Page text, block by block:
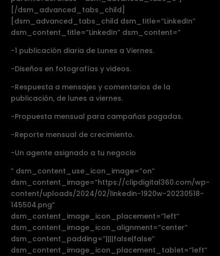
[/dsm_advanced_tabs_child]
[dsm_advanced_tabs_child dsm_title=”LinkedIn”
dsm_content_title=”LinkedIn” dsm_content=”
-1 publicación diaria de Lunes a Viernes.
-Diseños en fotografías y videos.
-Respuesta a mensajes y comentarios de la
publicación, de lunes a viernes.
-Propuesta mensual para campañas pagadas.
-Reporte mensual de crecimiento.
-Un agente asignado a tu negocio
” dsm_content_use_icon_image=”on”
dsm_content_image=”https://clipdigital360.com/wp-
content/uploads/2024/02/linkedin-1920w-20230518-
145504.png”
dsm_content_image_icon_placement=”left”
dsm_content_image_icon_alignment=”center”
dsm_content_padding=”||||false|false”
dsm_content_image_icon_placement_tablet=”left”